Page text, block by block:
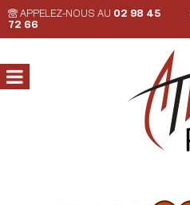
APPELEZ-NOUS AU 02 98 45
72 66